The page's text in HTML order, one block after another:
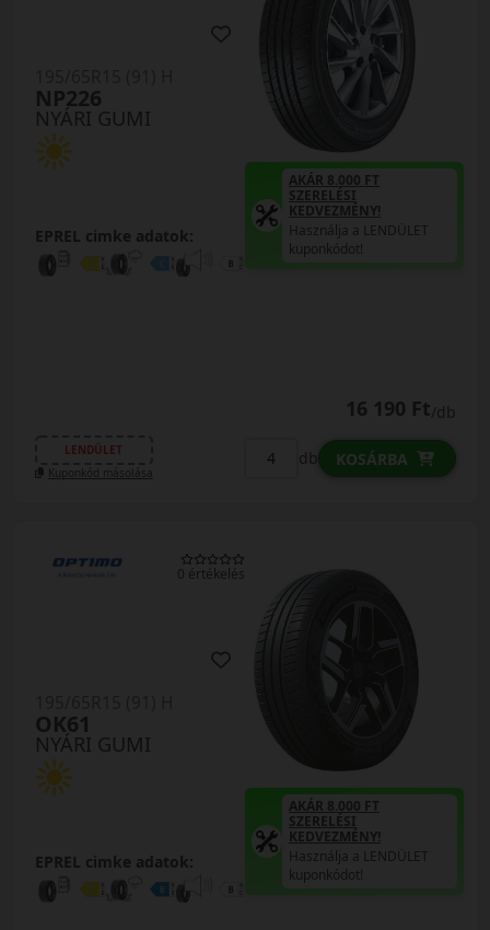
NYÁRI GUMI
NP226
EPREL cimke adatok:
AKÁR 8.000 FT
SZERELÉSI
KEDVEZMÉNY!
Használja a LENDÜLET
kuponkódot!
16 190 Ft/db
LENDÜLET
Kuponkód másolása
db KOSÁRBA
0 értékelés
NYÁRI GUMI
OK61
EPREL cimke adatok:
AKÁR 8.000 FT
SZERELÉSI
KEDVEZMÉNY!
Használja a LENDÜLET
kuponkódot!